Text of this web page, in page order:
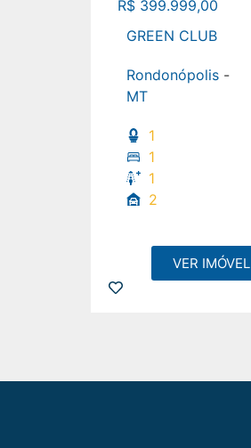
R$ 399.999,00
GREEN CLUB
Rondonópolis -
MT
1
1
1
2
VER IMÓVEL